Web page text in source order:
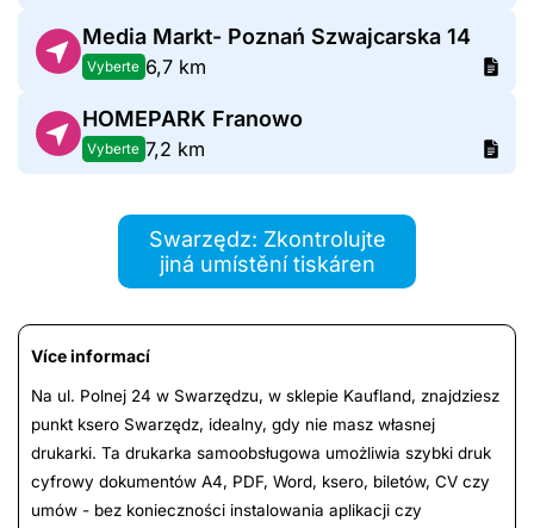
Media Markt- Poznań Szwajcarska 14
Vyberte 6,7 km
HOMEPARK Franowo
Vyberte 7,2 km
Swarzędz: Zkontrolujte
jiná umístění tiskáren
Více informací
Na ul. Polnej 24 w Swarzędzu, w sklepie Kaufland, znajdziesz
punkt ksero Swarzędz, idealny, gdy nie masz własnej
drukarki. Ta drukarka samoobsługowa umożliwia szybki druk
cyfrowy dokumentów A4, PDF, Word, ksero, biletów, CV czy
umów - bez konieczności instalowania aplikacji czy